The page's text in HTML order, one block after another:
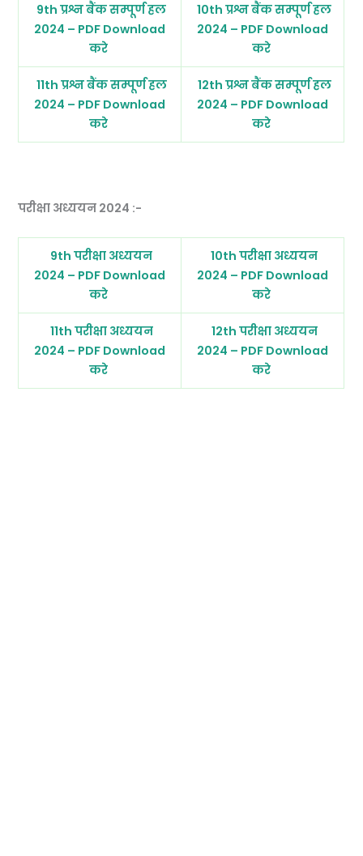
9th प्रश्न बैंक सम्पूर्ण हल
2024 – PDF Download
करे
10th प्रश्न बैंक सम्पूर्ण हल
2024 – PDF Download
करे
11th प्रश्न बैंक सम्पूर्ण हल
2024 – PDF Download
करे
12th प्रश्न बैंक सम्पूर्ण हल
2024 – PDF Download
करे
परीक्षा अध्ययन 2024 :-
9th परीक्षा अध्ययन
2024 – PDF Download
करे
10th परीक्षा अध्ययन
2024 – PDF Download
करे
11th परीक्षा अध्ययन
2024 – PDF Download
करे
12th परीक्षा अध्ययन
2024 – PDF Download
करे